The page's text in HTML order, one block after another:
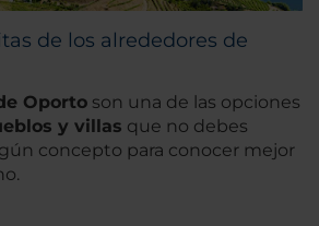
de los alrededores de
Oporto son una de las opciones
y villas que no debes
concepto para conocer mejor